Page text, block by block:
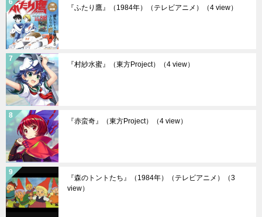
『ふたり鷹』（1984年）（テレビアニメ） （4 view）
『村紗水蜜』（東方Project） （4 view）
『赤蛮奇』（東方Project） （4 view）
『森のトントたち』（1984年）（テレビアニメ）
（3
view）